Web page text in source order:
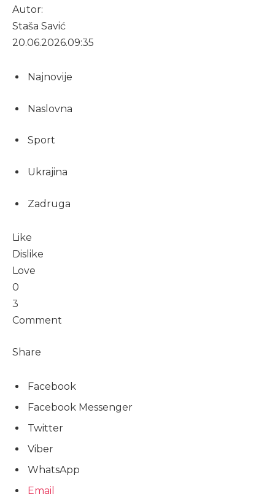
Autor:
Staša Savić
20.06.2026.09:35
Najnovije
Naslovna
Sport
Ukrajina
Zadruga
Like
Dislike
Love
0
3
Comment
Share
Facebook
Facebook Messenger
Twitter
Viber
WhatsApp
Email